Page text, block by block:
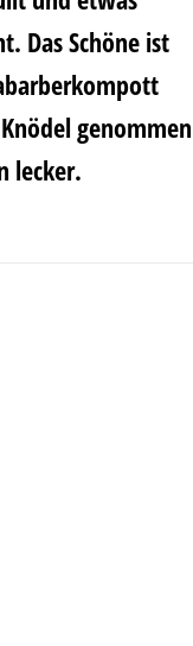
Das Schöne ist
genommen
lecker.